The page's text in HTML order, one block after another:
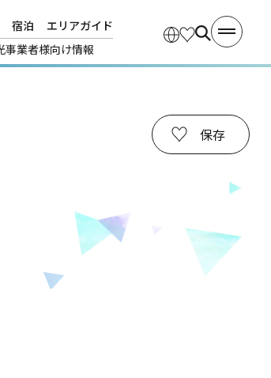
宿泊
エリアガイド
事業者様向け情報
保存